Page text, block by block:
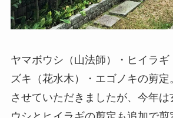
ヤマボウシ（山法師）・ヒイラギ
ズキ（花水木）・エゴノキの剪定
させていただきましたが、今年